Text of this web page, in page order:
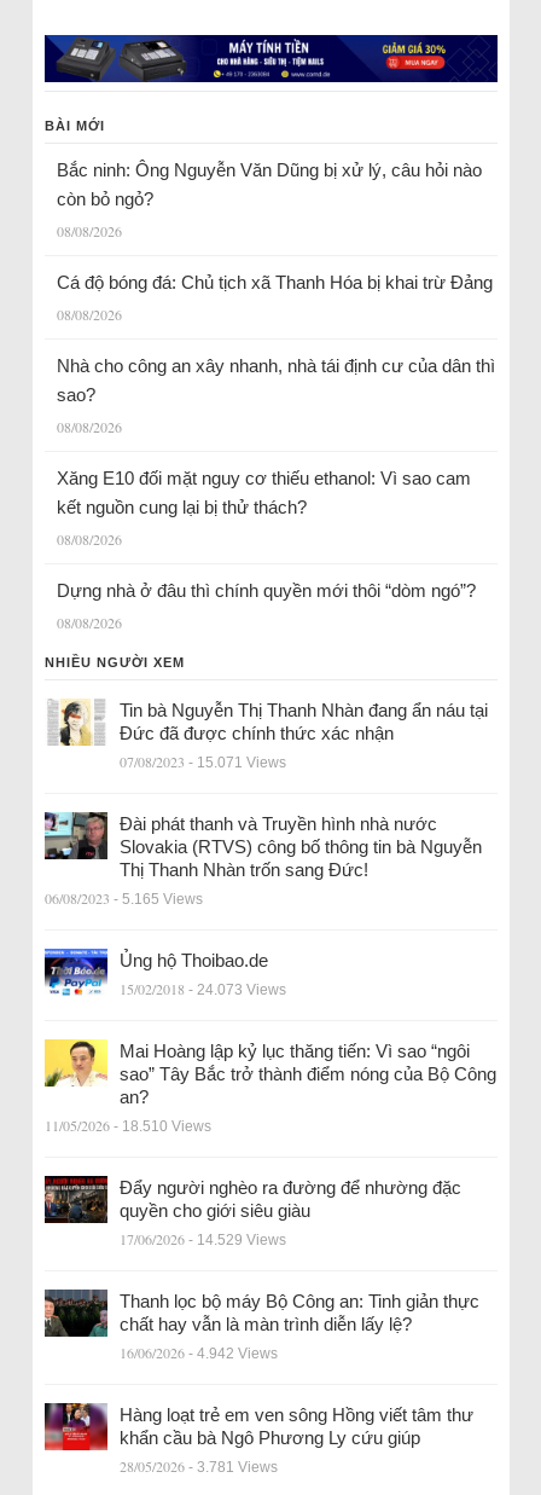
BÀI MỚI
Bắc ninh: Ông Nguyễn Văn Dũng bị xử lý, câu hỏi nào
còn bỏ ngỏ?
08/08/2026
Cá độ bóng đá: Chủ tịch xã Thanh Hóa bị khai trừ Đảng
08/08/2026
Nhà cho công an xây nhanh, nhà tái định cư của dân thì
sao?
08/08/2026
Xăng E10 đối mặt nguy cơ thiếu ethanol: Vì sao cam
kết nguồn cung lại bị thử thách?
08/08/2026
Dựng nhà ở đâu thì chính quyền mới thôi “dòm ngó”?
08/08/2026
NHIỀU NGƯỜI XEM
Tin bà Nguyễn Thị Thanh Nhàn đang ẩn náu tại
Đức đã được chính thức xác nhận
07/08/2023 - 15.071 Views
Đài phát thanh và Truyền hình nhà nước
Slovakia (RTVS) công bố thông tin bà Nguyễn
Thị Thanh Nhàn trốn sang Đức!
06/08/2023 - 5.165 Views
Ủng hộ Thoibao.de
15/02/2018 - 24.073 Views
Mai Hoàng lập kỷ lục thăng tiến: Vì sao “ngôi
sao” Tây Bắc trở thành điểm nóng của Bộ Công
an?
11/05/2026 - 18.510 Views
Đẩy người nghèo ra đường để nhường đặc
quyền cho giới siêu giàu
17/06/2026 - 14.529 Views
Thanh lọc bộ máy Bộ Công an: Tinh giản thực
chất hay vẫn là màn trình diễn lấy lệ?
16/06/2026 - 4.942 Views
Hàng loạt trẻ em ven sông Hồng viết tâm thư
khẩn cầu bà Ngô Phương Ly cứu giúp
28/05/2026 - 3.781 Views